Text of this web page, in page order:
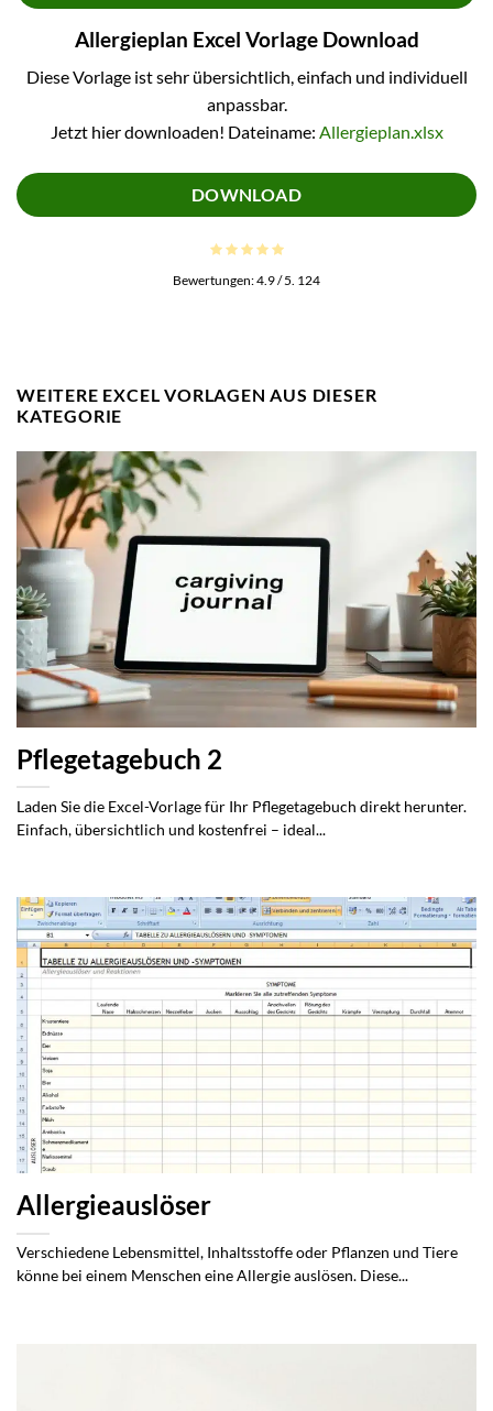
Allergieplan Excel Vorlage Download
Diese Vorlage ist sehr übersichtlich, einfach und individuell
anpassbar.
Jetzt hier downloaden! Dateiname: Allergieplan.xlsx
DOWNLOAD
Bewertungen:4.9/ 5. 124
WEITERE EXCEL VORLAGEN AUS DIESER
KATEGORIE
Pflegetagebuch 2
Laden Sie die Excel-Vorlage für Ihr Pflegetagebuch direkt herunter.
Einfach, übersichtlich und kostenfrei – ideal...
Allergieauslöser
Verschiedene Lebensmittel, Inhaltsstoffe oder Pflanzen und Tiere
könne bei einem Menschen eine Allergie auslösen. Diese...